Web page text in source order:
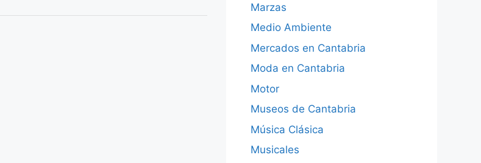
Marzas
Medio Ambiente
Mercados en Cantabria
Moda en Cantabria
Motor
Museos de Cantabria
Música Clásica
Musicales